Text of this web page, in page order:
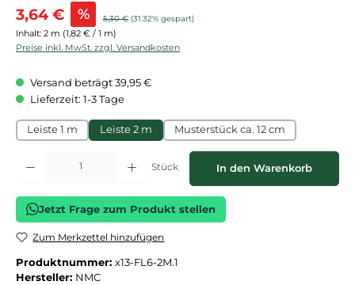
Verkaufspreis:
3,64 € % Regulärer Preis:
5,30 € (31.32% gespart)
Inhalt: 2 m (1,82 € / 1 m)
Preise inkl. MwSt. zzgl. Versandkosten
Versand beträgt 39,95 €
Lieferzeit: 1-3 Tage
Leiste 1 m Leiste 2 m Musterstück ca. 12 cm
Produkt Anzahl: Gib den gewünschten Wert ein oder benutze die
Stück In den Warenkorb
Jetzt Frage zum Produkt stellen
Zum Merkzettel hinzufügen
Produktnummer: x13-FL6-2M.1
Hersteller: NMC